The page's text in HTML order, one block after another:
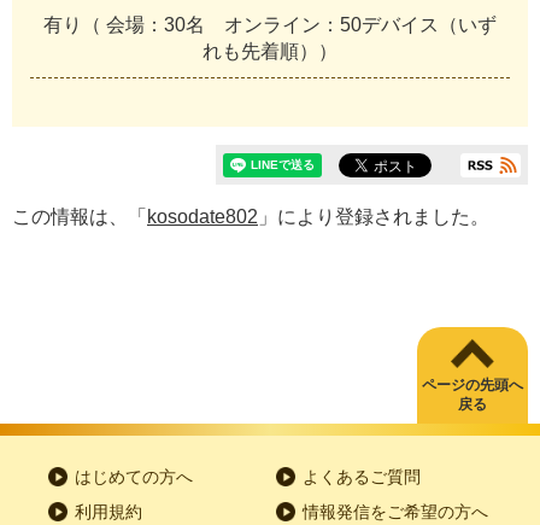
有り（ 会場：30名 オンライン：50デバイス（いず
れも先着順））
この情報は、「 kosodate802 」により登録されました。
ページの先頭へ
戻る
はじめての方へ
よくあるご質問
利用規約
情報発信をご希望の方へ